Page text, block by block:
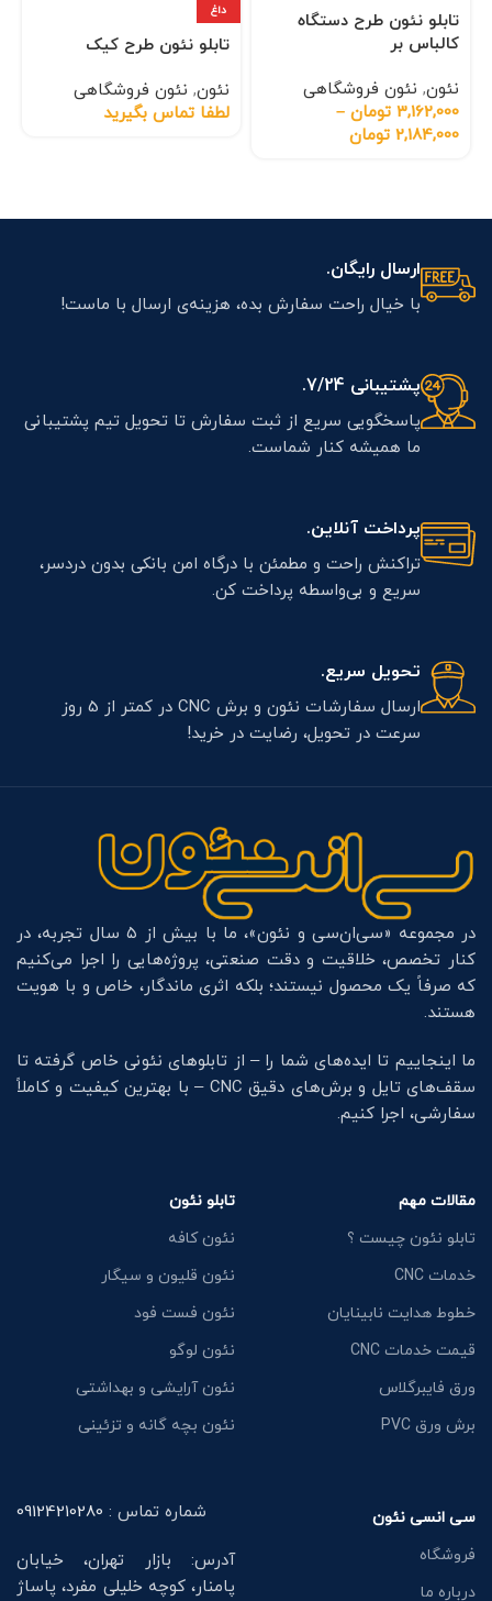
تابلو نئون طرح دستگاه
کالباس بر
نئون, نئون فروشگاهی
3,162,000 تومان –
2,184,000 تومان
داغ
تابلو نئون طرح کیک
نئون, نئون فروشگاهی
لطفا تماس بگیرید
ارسال رایگان.
با خیال راحت سفارش بده، هزینه‌ی ارسال با ماست!
پشتیبانی 7/24.
پاسخگویی سریع از ثبت سفارش تا تحویل تیم پشتیبانی
ما همیشه کنار شماست.
پرداخت آنلاین.
تراکنش راحت و مطمئن با درگاه امن بانکی بدون دردسر،
سریع و بی‌واسطه پرداخت کن.
تحویل سریع.
ارسال سفارشات نئون و برش CNC در کمتر از 5 روز
سرعت در تحویل، رضایت در خرید!
در مجموعه «سی‌ان‌سی و نئون»، ما با بیش از ۵ سال تجربه، در
کنار تخصص، خلاقیت و دقت صنعتی، پروژه‌هایی را اجرا می‌کنیم
که صرفاً یک محصول نیستند؛ بلکه اثری ماندگار، خاص و با هویت
هستند.
ما اینجاییم تا ایده‌های شما را – از تابلوهای نئونی خاص گرفته تا
سقف‌های تایل و برش‌های دقیق CNC – با بهترین کیفیت و کاملاً
سفارشی، اجرا کنیم.
مقالات مهم
تابلو نئون چیست ؟
خدمات CNC
خطوط هدایت نابینایان
قیمت خدمات CNC
ورق فایبرگلاس
برش ورق PVC
تابلو نئون
نئون کافه
نئون قلیون و سیگار
نئون فست فود
نئون لوگو
نئون آرایشی و بهداشتی
نئون بچه گانه و تزئینی
سی انسی نئون
فروشگاه
درباره ما
شماره تماس : 09124210280
آدرس: بازار تهران، خیابان
پامنار، کوچه خلیلی مفرد، پاساژ